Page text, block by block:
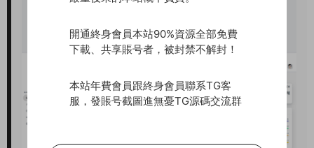
開通終身會員本站90%資源全部免費
下載、共享賬号者，被封禁不解封！
本站年費會員跟終身會員聯系TG客
服，發賬号截圖進無憂TG源碼交流群